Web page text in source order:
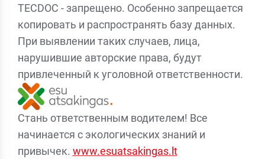
TECDOC - запрещено. Особенно запрещается
копировать и распространять базу данных.
При выявлении таких случаев, лица,
нарушившие авторские права, будут
привлеченный к уголовной ответственности.
Стань ответственным водителем! Все
начинается с экологических знаний и
привычек. www.esuatsakingas.lt